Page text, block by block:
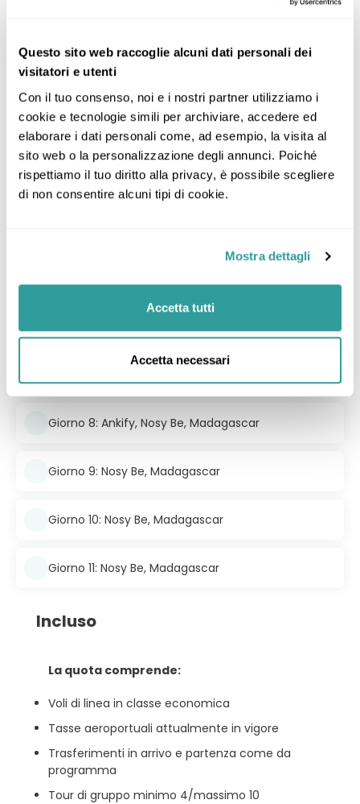
Questo sito web raccoglie alcuni dati personali dei
visitatori e utenti
Con il tuo consenso, noi e i nostri partner utilizziamo i
cookie e tecnologie simili per archiviare, accedere ed
elaborare i dati personali come, ad esempio, la visita al
sito web o la personalizzazione degli annunci. Poiché
rispettiamo il tuo diritto alla privacy, è possibile scegliere
di non consentire alcuni tipi di cookie.
Mostra dettagli
Accetta tutti
Accetta necessari
Giorno 2: Nosy Be, Madagascar
Giorno 3: Nosy Be, Madagascar, Antsiranana
Giorno 8: Ankify, Nosy Be, Madagascar
Giorno 9: Nosy Be, Madagascar
Giorno 10: Nosy Be, Madagascar
Giorno 11: Nosy Be, Madagascar
Incluso
La quota comprende:
Voli di linea in classe economica
Tasse aeroportuali attualmente in vigore
Trasferimenti in arrivo e partenza come da
programma
Tour di gruppo minimo 4/massimo 10